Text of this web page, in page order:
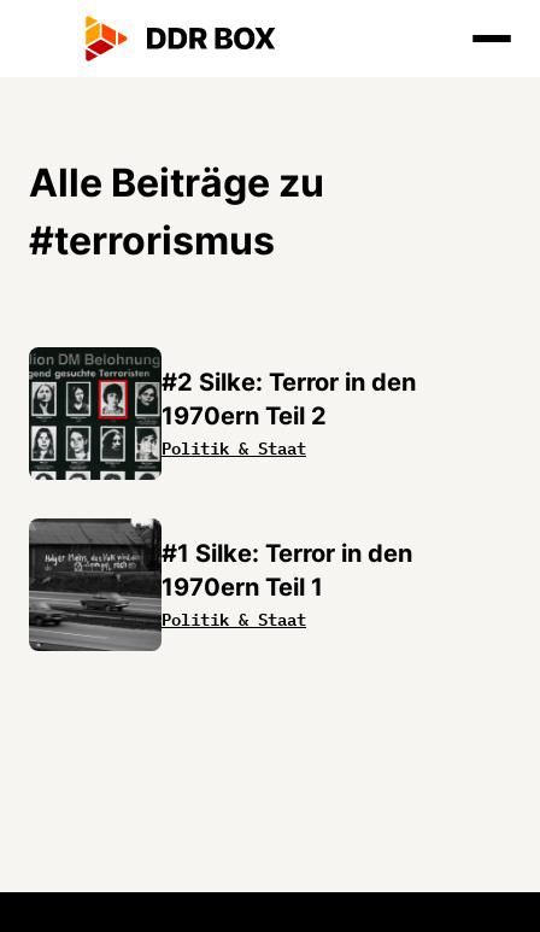
Alle Beiträge zu
#terrorismus
#2 Silke: Terror in den
1970ern Teil 2
Politik & Staat
#1 Silke: Terror in den
1970ern Teil 1
Politik & Staat